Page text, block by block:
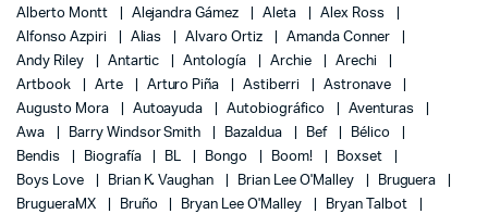
Alberto Montt
Alejandra Gámez Aleta
Alex Ross
Alfonso Azpiri
Alias Alvaro Ortiz
Amanda Conner
Andy Riley
Antartic Antología Archie
Arechi
Artbook
Arte Arturo Piña Astiberri
Astronave
Augusto Mora
Autoayuda Autobiográfico
Aventuras
Awa
Barry Windsor Smith Bazaldua Bef
Bélico
Bendis
Biografía BL Bongo Boom!
Boxset
Boys Love
Brian K. Vaughan Brian Lee O'Malley
Bruguera
BrugueraMX
Bruño Bryan Lee O'Malley
Bryan Talbot